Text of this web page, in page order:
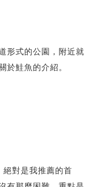
形式的公園，附近就
於鮭魚的介紹。
對是我推薦的首